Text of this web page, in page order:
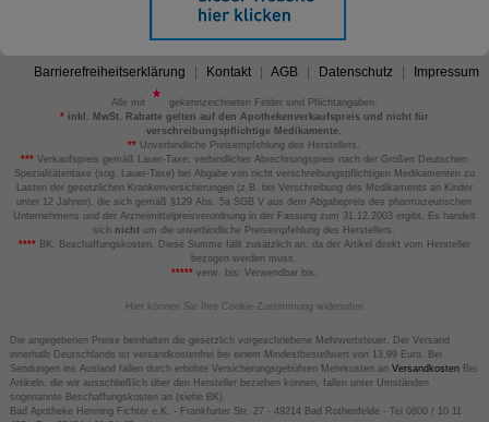
Barrierefreiheitserklärung Kontakt AGB Datenschutz Impressum
Alle mit
gekennzeichneten Felder sind Pflichtangaben.
*inkl. MwSt. Rabatte gelten auf den Apothekenverkaufspreis und nicht für
verschreibungspflichtige Medikamente.
** Unverbindliche Preisempfehlung des Herstellers.
*** Verkaufspreis gemäß Lauer-Taxe; verbindlicher Abrechnungspreis nach der Großen Deutschen
Spezialitätentaxe (sog. Lauer-Taxe) bei Abgabe von nicht verschreibungspflichtigen Medikamenten zu
Lasten der gesetzlichen Krankenversicherungen (z.B. bei Verschreibung des Medikaments an Kinder
unter 12 Jahren), die sich gemäß §129 Abs. 5a SGB V aus dem Abgabepreis des pharmazeutischen
Unternehmens und der Arzneimittelpreisverordnung in der Fassung zum 31.12.2003 ergibt. Es handelt
sich nicht um die unverbindliche Preisempfehlung des Herstellers.
****BK: Beschaffungskosten. Diese Summe fällt zusätzlich an, da der Artikel direkt vom Hersteller
bezogen werden muss.
*****verw. bis: Verwendbar bis.
Hier können Sie Ihre Cookie-Zustimmung widerrufen
Die angegebenen Preise beinhalten die gesetzlich vorgeschriebene Mehrwertsteuer. Der Versand
innerhalb Deutschlands ist versandkostenfrei bei einem Mindestbestellwert von 13,99 Euro. Bei
Sendungen ins Ausland fallen durch erhöhte Versicherungsgebühren Mehrkosten an VersandkostenBei
Artikeln, die wir ausschließlich über den Hersteller beziehen können, fallen unter Umständen
sogenannte Beschaffungskosten an (siehe BK).
Bad Apotheke Henning Fichter e.K. - Frankfurter Str. 27 - 49214 Bad Rothenfelde - Tel 0800 / 10 11